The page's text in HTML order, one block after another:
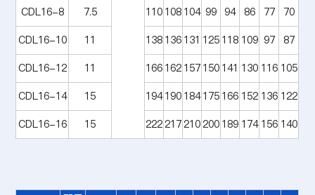
CDL16-8
7.5 110 108 104 99 94 86 77
70
CDL16-10
11 138 136 131 125 118 109 97
87
CDL16-12
11 166 162 157 150 141 130 116 105
CDL16-14
15 194190 184175 166 152 136 122
CDL16-16
15 222217210200 189 174 156 140